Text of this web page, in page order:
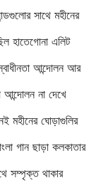
সাথে মহীনের
হাতেগোনা এলিট
আন্দোলন আর
না দেখে
মহীনের ঘোড়াগুলির
গান ছাড়া কলকাতার
সম্পৃক্ত থাকার